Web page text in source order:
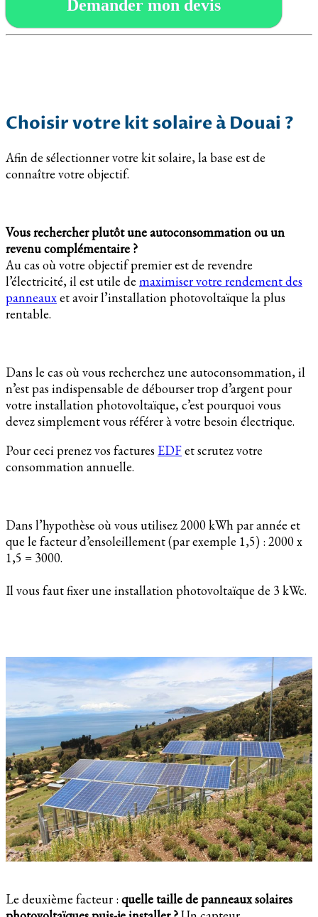
Demander mon devis
Choisir votre kit solaire à Douai ?
Afin de sélectionner votre kit solaire, la base est de
connaître votre objectif.
Vous rechercher plutôt une autoconsommation ou un
revenu complémentaire ?
Au cas où votre objectif premier est de revendre
l’électricité, il est utile de maximiser votre rendement des
panneauxet avoir l’installation photovoltaïque la plus
rentable.
Dans le cas où vous recherchez une autoconsommation, il
n’est pas indispensable de débourser trop d’argent pour
votre installation photovoltaïque, c’est pourquoi vous
devez simplement vous référer à votre besoin électrique.
Pour ceci prenez vos factures EDFet scrutez votre
consommation annuelle.
Dans l’hypothèse où vous utilisez 2000 kWh par année et
que le facteur d’ensoleillement (par exemple 1,5) : 2000 x
1,5 = 3000.
Il vous faut fixer une installation photovoltaïque de 3 kWc.
Le deuxième facteur : quelle taille de panneaux solaires